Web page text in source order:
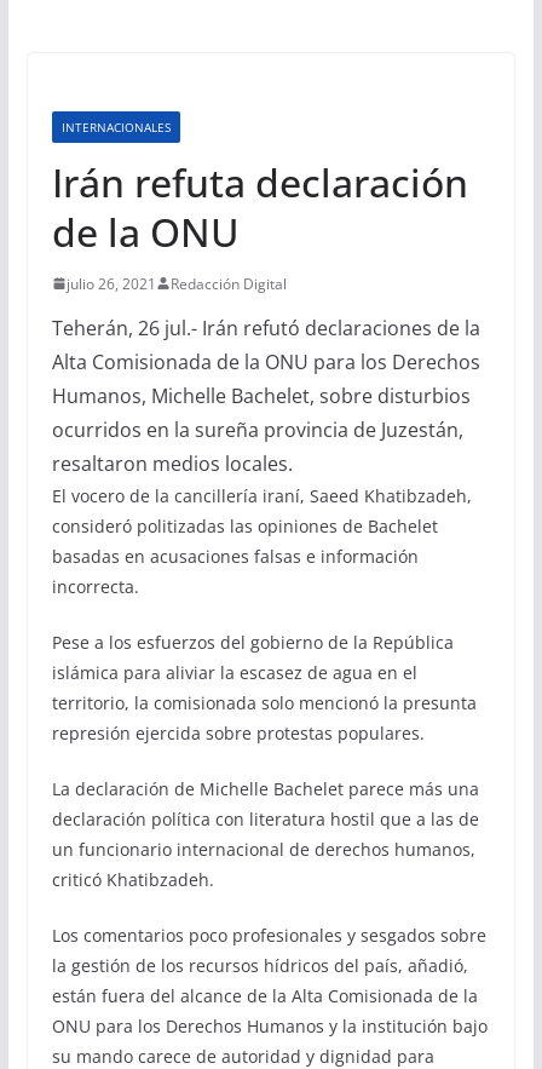
INTERNACIONALES
Irán refuta declaración
de la ONU
julio 26, 2021 Redacción Digital
Teherán, 26 jul.- Irán refutó declaraciones de la
Alta Comisionada de la ONU para los Derechos
Humanos, Michelle Bachelet, sobre disturbios
ocurridos en la sureña provincia de Juzestán,
resaltaron medios locales.
El vocero de la cancillería iraní, Saeed Khatibzadeh,
consideró politizadas las opiniones de Bachelet
basadas en acusaciones falsas e información
incorrecta.
Pese a los esfuerzos del gobierno de la República
islámica para aliviar la escasez de agua en el
territorio, la comisionada solo mencionó la presunta
represión ejercida sobre protestas populares.
La declaración de Michelle Bachelet parece más una
declaración política con literatura hostil que a las de
un funcionario internacional de derechos humanos,
criticó Khatibzadeh.
Los comentarios poco profesionales y sesgados sobre
la gestión de los recursos hídricos del país, añadió,
están fuera del alcance de la Alta Comisionada de la
ONU para los Derechos Humanos y la institución bajo
su mando carece de autoridad y dignidad para